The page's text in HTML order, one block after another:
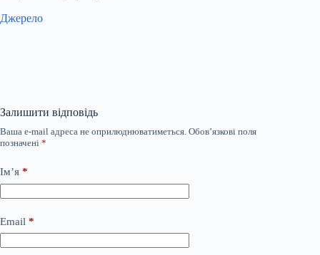
Джерело
Залишити відповідь
Ваша e-mail адреса не оприлюднюватиметься. Обов’язкові поля
позначені *
Ім’я *
Email *